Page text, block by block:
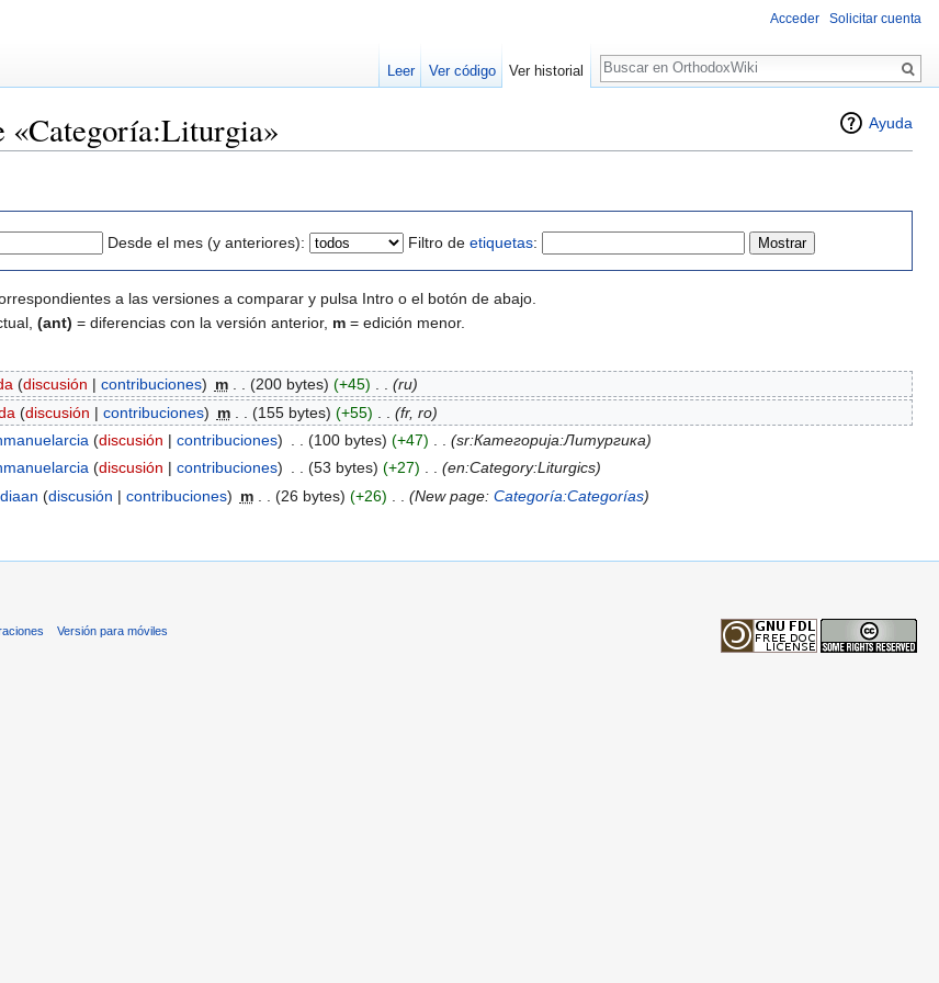
Ayuda
«Categoría:Liturgia»
Desde el mes (y anteriores): Filtro de etiquetas:
a las versiones a comparar y pulsa Intro o el botón de abajo.
(ant) = diferencias con la versión anterior, m = edición menor.
(discusión | contribuciones) m (200 bytes) (+45)
(ru)
(discusión | contribuciones) m (155 bytes) (+55)
(fr, ro)
(discusión | contribuciones) (100 bytes) (+47)
(sr:Категорија:Литургика)
(discusión | contribuciones) . . (53 bytes) (+27) . . (en:Category:Liturgics)
(discusión | contribuciones) m (26 bytes) (+26) (New page: Categoría:Categorías)
Acceder Solicitar cuenta
Leer Ver código Ver historial
Buscar
Versión para móviles